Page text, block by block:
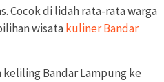
Cocok di lidah rata-rata warga
wisatakuliner Bandar
Bandar Lampung ke